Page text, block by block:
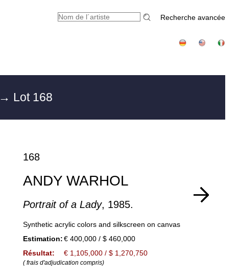
Recherche avancée
→ Lot 168
168
ANDY WARHOL
Portrait of a Lady, 1985.
Synthetic acrylic colors and silkscreen on canvas
Estimation: € 400,000 / $ 460,000
Résultat:
€ 1,105,000 / $ 1,270,750
( frais d'adjudication compris)